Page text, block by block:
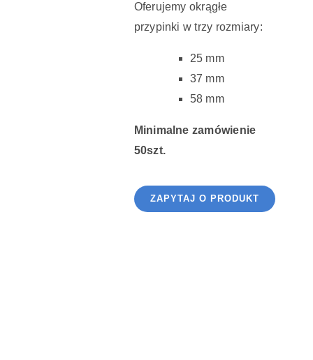
Oferujemy okrągłe
przypinki w trzy rozmiary:
25 mm
37 mm
58 mm
Minimalne zamówienie
50szt.
ZAPYTAJ O PRODUKT